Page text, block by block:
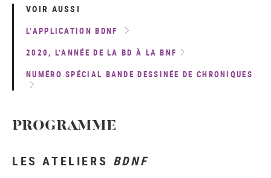
VOIR AUSSI
L’APPLICATION BDNF
2020, L’ANNÉE DE LA BD À LA BNF
NUMÉRO SPÉCIAL BANDE DESSINÉE DE CHRONIQUES
PROGRAMME
LES ATELIERS BDNF